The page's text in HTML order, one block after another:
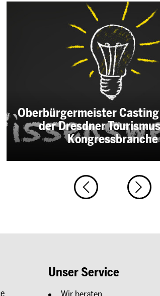
Oberbürgermeister
der Dresdner
Kongressbranche
Unser Service